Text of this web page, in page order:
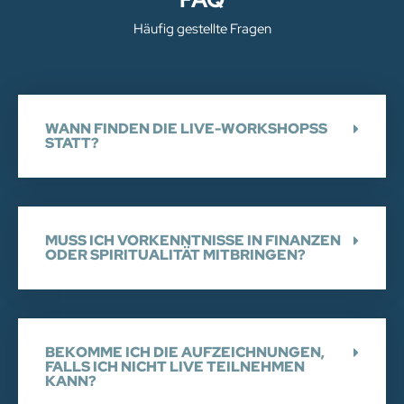
Häufig gestellte Fragen
WANN FINDEN DIE LIVE-WORKSHOPSS
STATT?
MUSS ICH VORKENNTNISSE IN FINANZEN
ODER SPIRITUALITÄT MITBRINGEN?
BEKOMME ICH DIE AUFZEICHNUNGEN,
FALLS ICH NICHT LIVE TEILNEHMEN
KANN?